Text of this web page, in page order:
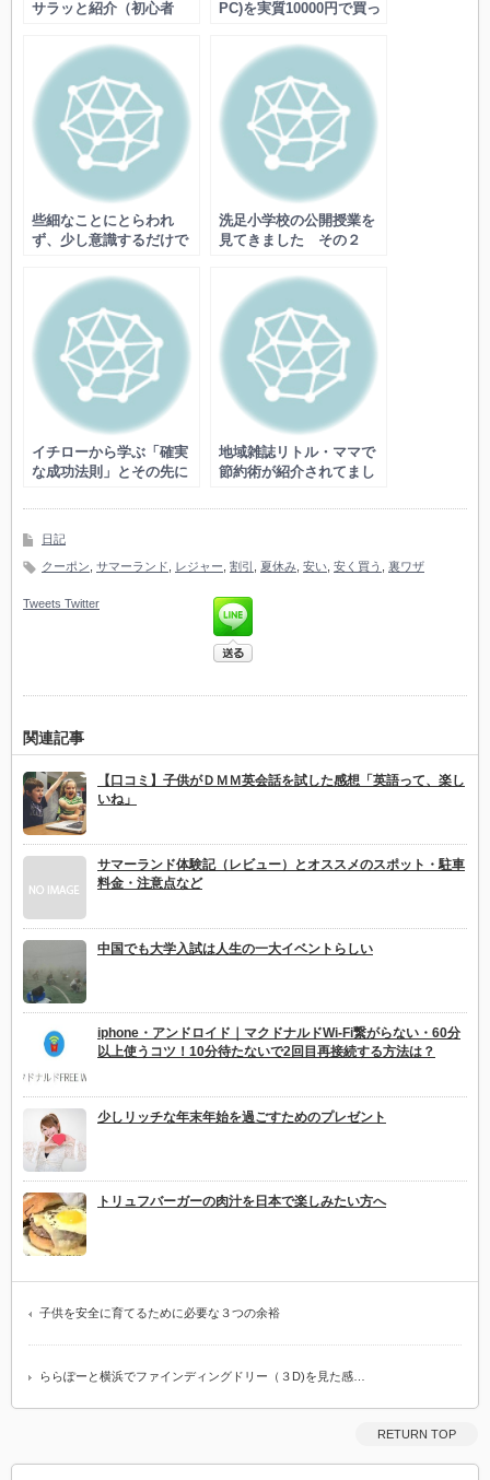
サラッと紹介（初心者
PC)を実質10000円で買っ
些細なことにとらわれ
ず、少し意識するだけで
洗足小学校の公開授業を
見てきました その２
イチローから学ぶ「確実
な成功法則」とその先に
造する力
地域雑誌リトル・ママで
節約術が紹介されてまし
日記
クーポン サマーランド レジャー 割引 夏休み 安い 安く買う 裏ワザ
Tweets Twitter
関連記事
【口コミ】子供がＤＭＭ英会話を試した感想「英語って、楽し
いね」
サマーランド体験記（レビュー）とオススメのスポット・駐車
料金・注意点など
中国でも大学入試は人生の一大イベントらしい
iphone・アンドロイド｜マクドナルドWi-Fi繋がらない・60分
以上使うコツ！10分待たないで2回目再接続する方法は？
少しリッチな年末年始を過ごすためのプレゼント
トリュフバーガーの肉汁を日本で楽しみたい方へ
子供を安全に育てるために必要な３つの余裕
ららぽーと横浜でファインディングドリー（３D)を見た感…
RETURN TOP